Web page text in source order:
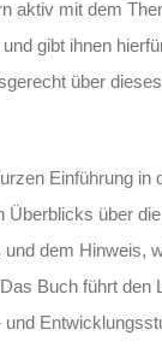
aktiv mit dem
gibt ihnen
über
Einführung in
Überblicks über
dem Hinweis,
Buch führt den